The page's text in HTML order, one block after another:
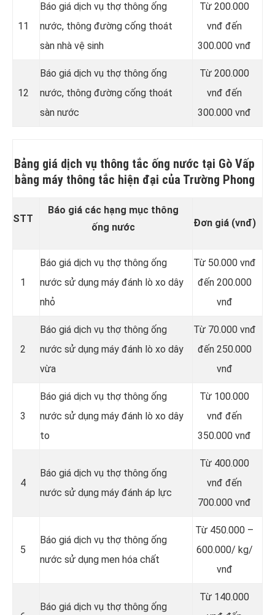
11
Báo giá dịch vụ thợ thông ống
nước, thông đường cống thoát
sàn nhà vệ sinh
Từ 200.000
vnđ đến
300.000 vnđ
12
Báo giá dịch vụ thợ thông ống
nước, thông đường cống thoát
sàn nước
Từ 200.000
vnđ đến
300.000 vnđ
Bảng giá dịch vụ thông tắc ống nước tại Gò Vấp
bằng máy thông tắc hiện đại của Trường Phong
STT
Báo giá các hạng mục thông
ống nước
Đơn giá (vnđ)
1
Báo giá dịch vụ thợ thông ống
nước sử dụng máy đánh lò xo dây
nhỏ
Từ 50.000 vnđ
đến 200.000
vnđ
2
Báo giá dịch vụ thợ thông ống
nước sử dụng máy đánh lò xo dây
vừa
Từ 70.000 vnđ
đến 250.000
vnđ
3
Báo giá dịch vụ thợ thông ống
nước sử dụng máy đánh lò xo dây
to
Từ 100.000
vnđ đến
350.000 vnđ
4
Báo giá dịch vụ thợ thông ống
nước sử dụng máy đánh áp lực
Từ 400.000
vnđ đến
700.000 vnđ
5
Báo giá dịch vụ thợ thông ống
nước sử dụng men hóa chất
Từ 450.000 –
600.000/ kg/
vnđ
Báo giá dịch vụ thợ thông ống
Từ 140.000